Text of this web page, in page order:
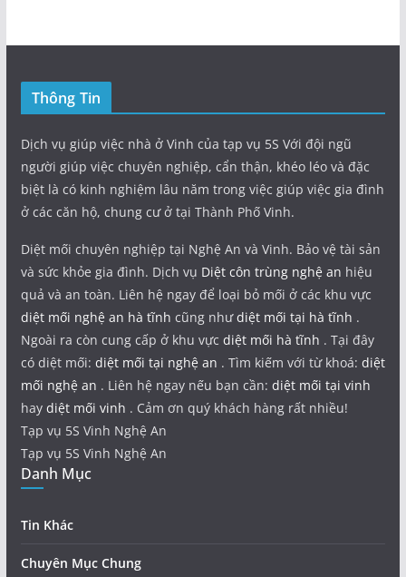
Thông Tin
Dịch vụ giúp việc nhà ở Vinh của tạp vụ 5S Với đội ngũ
người giúp việc chuyên nghiệp, cẩn thận, khéo léo và đặc
biệt là có kinh nghiệm lâu năm trong việc giúp việc gia đình
ở các căn hộ, chung cư ở tại Thành Phố Vinh.
Diệt mối chuyên nghiệp tại Nghệ An và Vinh. Bảo vệ tài sản
và sức khỏe gia đình. Dịch vụ Diệt côn trùng nghệ an hiệu
quả và an toàn. Liên hệ ngay để loại bỏ mối ở các khu vực
diệt mối nghệ an hà tĩnh cũng nhưdiệt mối tại hà tĩnh .
Ngoài ra còn cung cấp ở khu vực diệt mối hà tĩnh . Tại đây
có diệt mối: diệt mối tại nghệ an . Tìm kiếm với từ khoá: diệt
mối nghệ an . Liên hệ ngay nếu bạn cần: diệt mối tại vinh
hay diệt mối vinh . Cảm ơn quý khách hàng rất nhiều!
Tạp vụ 5S Vinh Nghệ An
Tạp vụ 5S Vinh Nghệ An
Danh Mục
Tin Khác
Chuyên Mục Chung